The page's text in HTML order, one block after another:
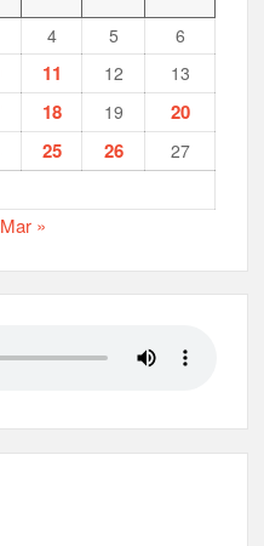
4 5
6
11 12 13
18 19
20
25 26 27
Mar »